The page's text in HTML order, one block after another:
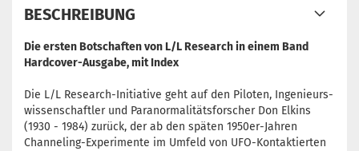
BESCHREIBUNG
Die ersten Botschaften von L/L Research in einem Band
Hardcover-Ausgabe, mit Index
Die L/L Research-Initiative geht auf den Piloten, Ingenieurs-
wissenschaftler und Paranormalitätsforscher Don Elkins
(1930 - 1984) zurück, der ab den späten 1950er-Jahren
Channeling-Experimente im Umfeld von UFO-Kontaktierten